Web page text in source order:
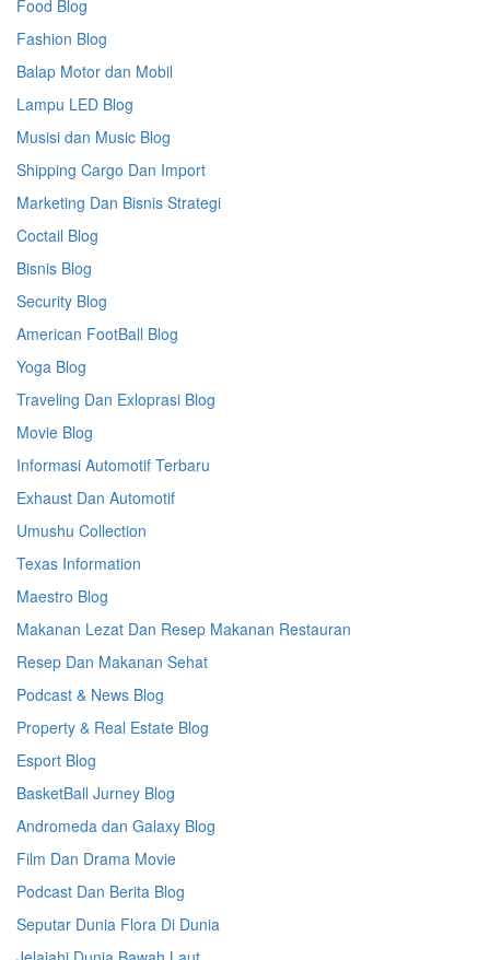
Food Blog
Fashion Blog
Balap Motor dan Mobil
Lampu LED Blog
Musisi dan Music Blog
Shipping Cargo Dan Import
Marketing Dan Bisnis Strategi
Coctail Blog
Bisnis Blog
Security Blog
American FootBall Blog
Yoga Blog
Traveling Dan Exloprasi Blog
Movie Blog
Informasi Automotif Terbaru
Exhaust Dan Automotif
Umushu Collection
Texas Information
Maestro Blog
Makanan Lezat Dan Resep Makanan Restauran
Resep Dan Makanan Sehat
Podcast & News Blog
Property & Real Estate Blog
Esport Blog
BasketBall Jurney Blog
Andromeda dan Galaxy Blog
Film Dan Drama Movie
Podcast Dan Berita Blog
Seputar Dunia Flora Di Dunia